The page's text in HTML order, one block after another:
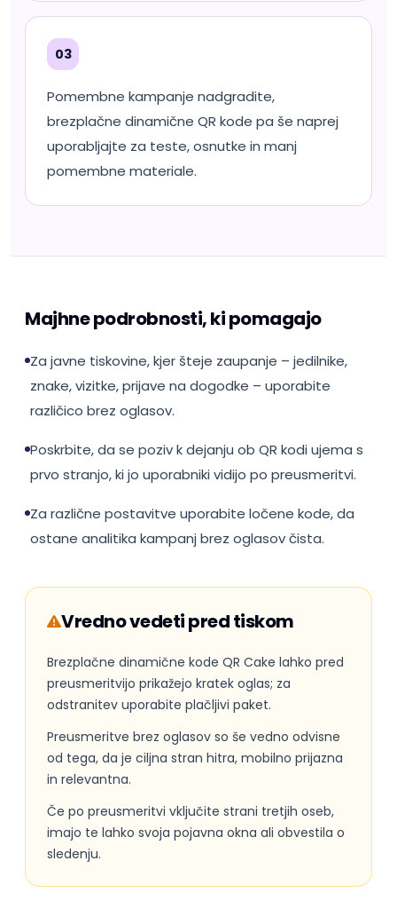
03
Pomembne kampanje nadgradite,
brezplačne dinamične QR kode pa še naprej
uporabljajte za teste, osnutke in manj
pomembne materiale.
Majhne podrobnosti, ki pomagajo
Za javne tiskovine, kjer šteje zaupanje – jedilnike,
znake, vizitke, prijave na dogodke – uporabite
različico brez oglasov.
Poskrbite, da se poziv k dejanju ob QR kodi ujema s
prvo stranjo, ki jo uporabniki vidijo po preusmeritvi.
Za različne postavitve uporabite ločene kode, da
ostane analitika kampanj brez oglasov čista.
Vredno vedeti pred tiskom
Brezplačne dinamične kode QR Cake lahko pred
preusmeritvijo prikažejo kratek oglas; za
odstranitev uporabite plačljivi paket.
Preusmeritve brez oglasov so še vedno odvisne
od tega, da je ciljna stran hitra, mobilno prijazna
in relevantna.
Če po preusmeritvi vključite strani tretjih oseb,
imajo te lahko svoja pojavna okna ali obvestila o
sledenju.